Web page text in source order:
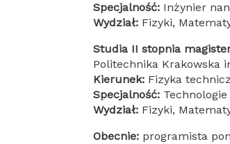
Specjalność: Inżynier
Wydział: Fizyki,
Studia II stopnia
Politechnika Krakowska
Kierunek: Fizyka
Specjalność:
Wydział: Fizyki,
Obecnie: programista